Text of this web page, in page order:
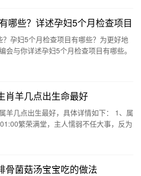
哪些？详述孕妇5个月检查项目
孕妇5个月检查项目有哪些？为更好地
会与你详述孕妇5个月检查项目有哪些。
肖羊几点出生命最好
羊几点出生最好，具体详情如下： 1、属
繁荣满堂，主人懦弱不任大事，反为
骨菌菇汤宝宝吃的做法